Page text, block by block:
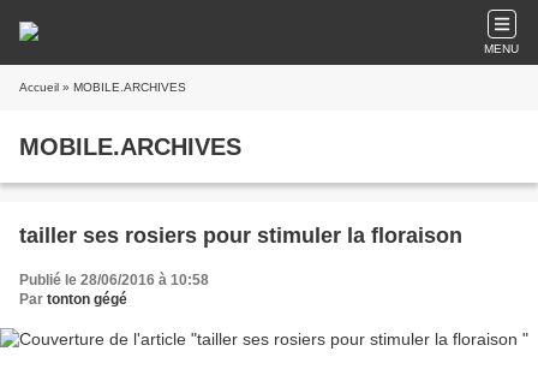
MENU
Accueil » MOBILE.ARCHIVES
MOBILE.ARCHIVES
tailler ses rosiers pour stimuler la floraison
Publié le 28/06/2016 à 10:58
Par tonton gégé